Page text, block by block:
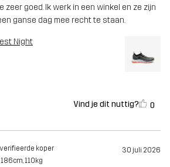
zeer goed. Ik werk in een winkel en ze zijn
ganse dag mee recht te staan.
Night
Vind je dit nuttig? 0
koper 30 juli 2026
186cm, 110kg